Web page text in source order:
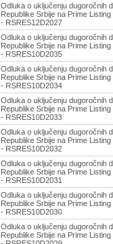
Odluka o uključenju dugoročnih
Republike Srbije na Prime
- RSRES12D2027
Odluka o uključenju dugoročnih
Republike Srbije na Prime
- RSRES10D2035
Odluka o uključenju dugoročnih
Republike Srbije na Prime
- RSRES10D2034
Odluka o uključenju dugoročnih
Republike Srbije na Prime
- RSRES10D2033
Odluka o uključenju dugoročnih
Republike Srbije na Prime
- RSRES10D2032
Odluka o uključenju dugoročnih
Republike Srbije na Prime
- RSRES10D2031
Odluka o uključenju dugoročnih
Republike Srbije na Prime
- RSRES10D2030
Odluka o uključenju dugoročnih
Republike Srbije na Prime